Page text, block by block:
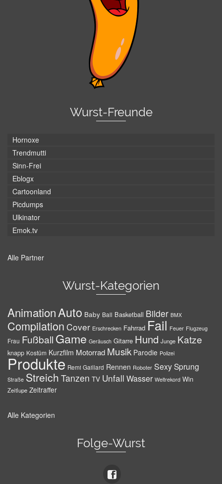
Wurst-Freunde
Hornoxe
Trendmutti
Sinn-Frei
Eblogx
Cartoonland
Picdumps
Ulkinator
Emok.tv
Alle Partner
Wurst-Kategorien
AnimationAuto Baby Ball Basketball Bilder BMX
Compilation Cover Erschrecken Fahrrad Fail Feuer Flugzeug
Frau Fußball Game Geräusch Gitarre Hund Junge Katze
knapp Kostüm Kurzfilm Motorrad Musik Parodie Polizei
Produkte Remi Gaillard Rennen Roboter SexySprung
Straße Streich Tanzen TV Unfall Wasser Weltrekord Win
Zeitlupe Zeitraffer
Alle Kategorien
Folge-Wurst